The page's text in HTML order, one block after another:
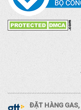
ĐẶT HÀNG GAS,